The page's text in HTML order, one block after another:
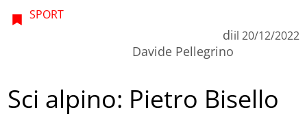
SPORT
di
Davide Pellegrino
il 20/12/2022
Sci alpino: Pietro Bisello